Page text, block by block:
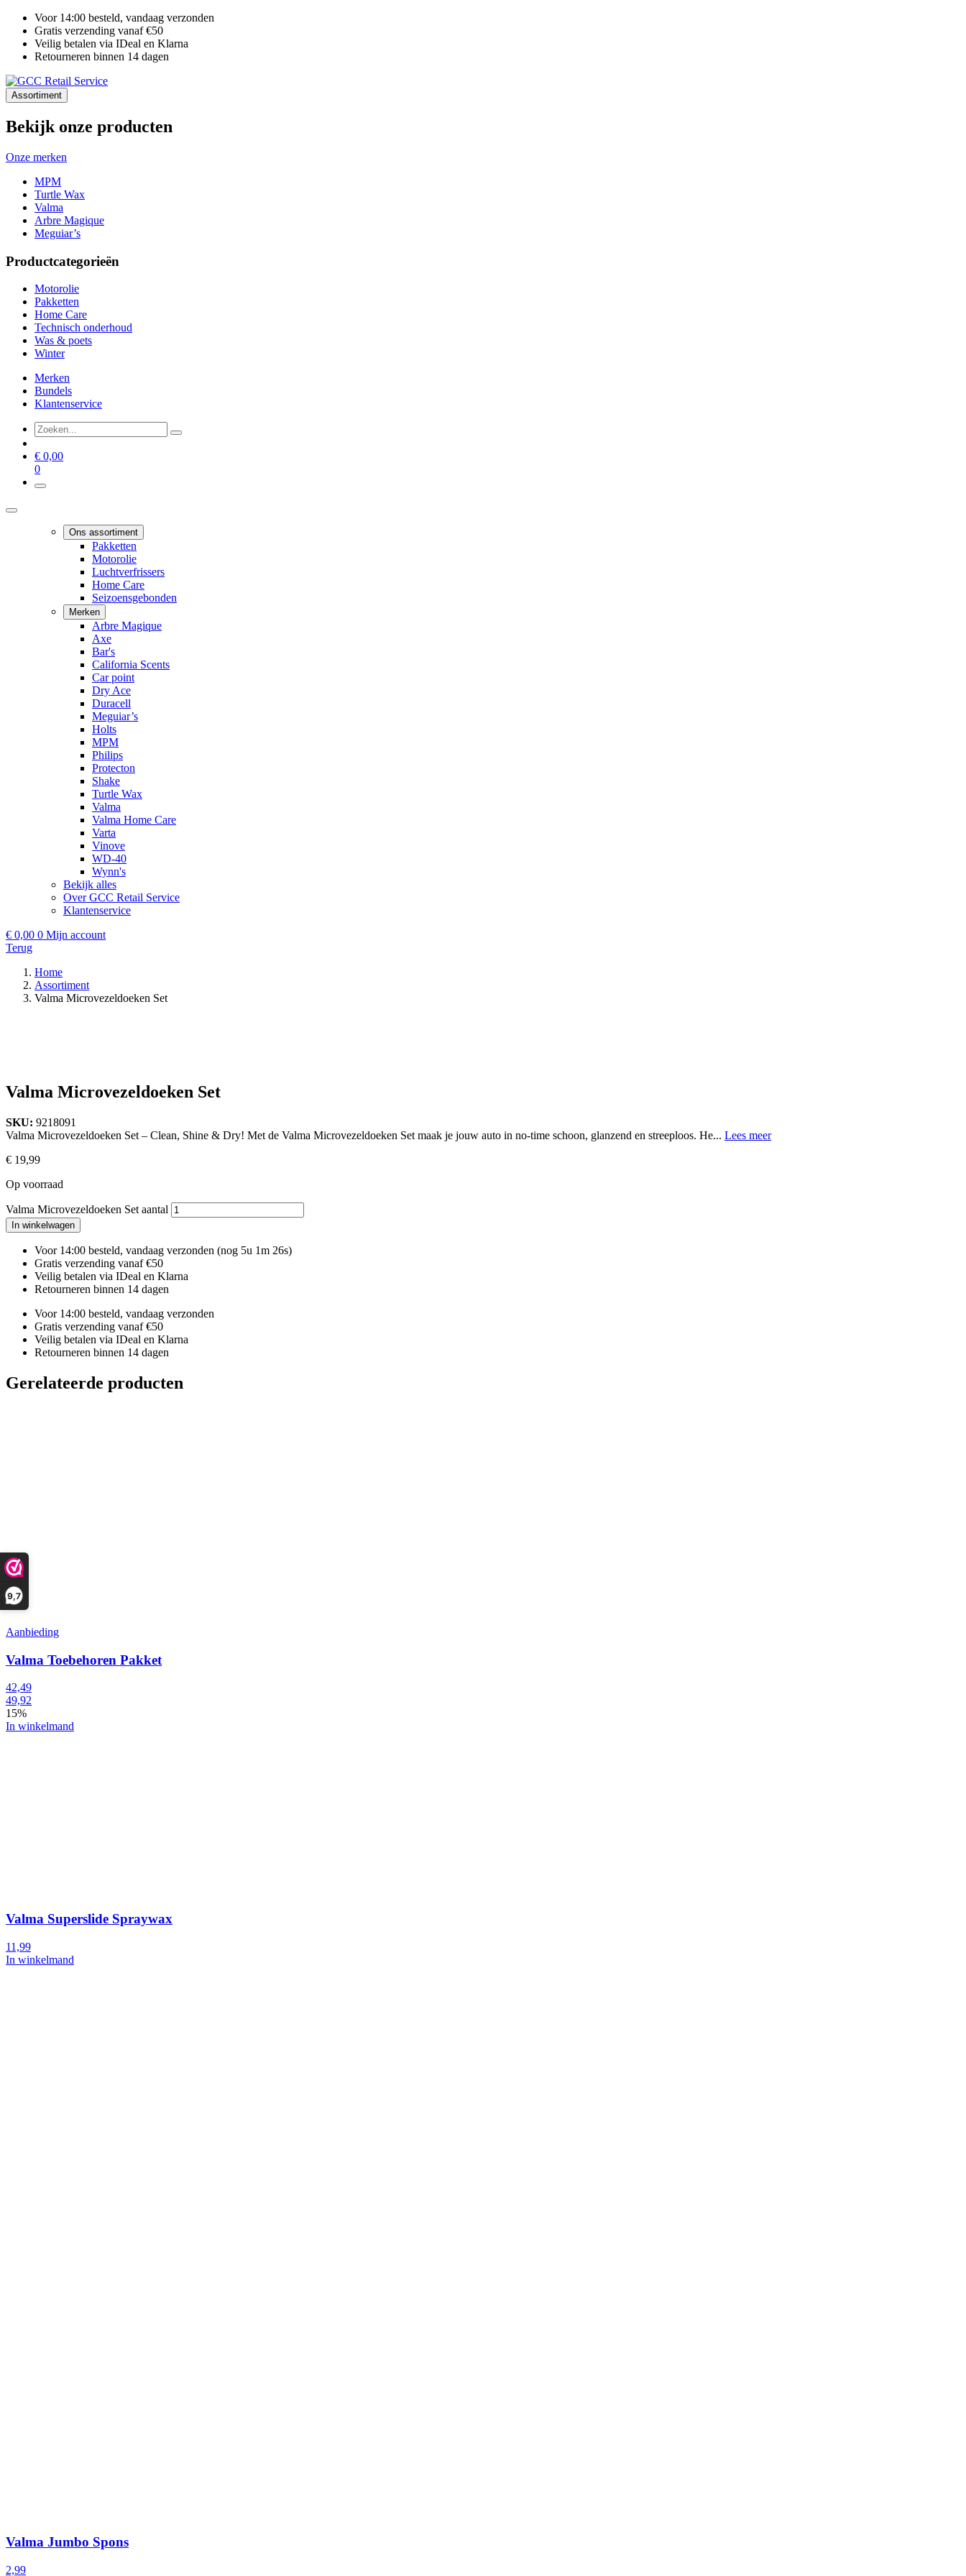
9,7
Voor 14:00 besteld, vandaag verzonden
Gratis verzending vanaf €50
Veilig betalen via IDeal en Klarna
Retourneren binnen 14 dagen
Assortiment
Bekijk onze producten
Onze merken
MPM
Turtle Wax
Valma
Arbre Magique
Meguiar’s
Productcategorieën
Motorolie
Pakketten
Home Care
Technisch onderhoud
Was & poets
Winter
Merken
Bundels
Klantenservice
€ 0,00
0
Ons assortiment
Pakketten
Motorolie
Luchtverfrissers
Home Care
Seizoensgebonden
Merken
Arbre Magique
Axe
Bar's
California Scents
Car point
Dry Ace
Duracell
Meguiar’s
Holts
MPM
Philips
Protecton
Shake
Turtle Wax
Valma
Valma Home Care
Varta
Vinove
WD-40
Wynn's
Bekijk alles
Over GCC Retail Service
Klantenservice
€ 0,00 0 Mijn account
Terug
Home
Assortiment
Valma Microvezeldoeken Set
Valma Microvezeldoeken Set
SKU: 9218091
Valma Microvezeldoeken Set – Clean, Shine & Dry! Met de Valma Microvezeldoeken Set maak je jouw auto in no-time schoon, glanzend en streeploos. He... Lees meer
€ 19,99
Op voorraad
Valma Microvezeldoeken Set aantal
In winkelwagen
Voor 14:00 besteld, vandaag verzonden (nog 5u 1m 25s)
Gratis verzending vanaf €50
Veilig betalen via IDeal en Klarna
Retourneren binnen 14 dagen
Voor 14:00 besteld, vandaag verzonden
Gratis verzending vanaf €50
Veilig betalen via IDeal en Klarna
Retourneren binnen 14 dagen
Gerelateerde producten
Aanbieding
Valma Toebehoren Pakket
42,49
49,92
15%
In winkelmand
Valma Superslide Spraywax
11,99
In winkelmand
Valma Jumbo Spons
2,99